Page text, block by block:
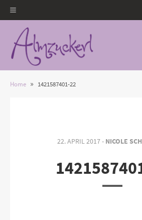
Home » 1421587401-22
22. APRIL 2017 - NICOLE